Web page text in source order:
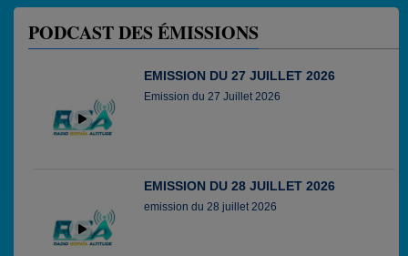
PODCAST DES ÉMISSIONS
EMISSION DU 27 JUILLET 2026
Emission du 27 Juillet 2026
EMISSION DU 28 JUILLET 2026
emission du 28 juillet 2026